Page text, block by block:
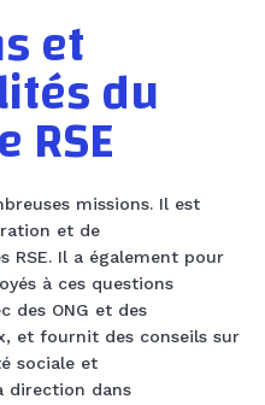
et
du
missions. Il est
et de
RSE. Il a également pour
à ces questions
des ONG et des
et fournit des conseils sur
sociale et
direction dans